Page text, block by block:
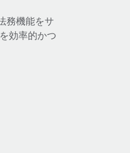
務機能をサ
効率的かつ